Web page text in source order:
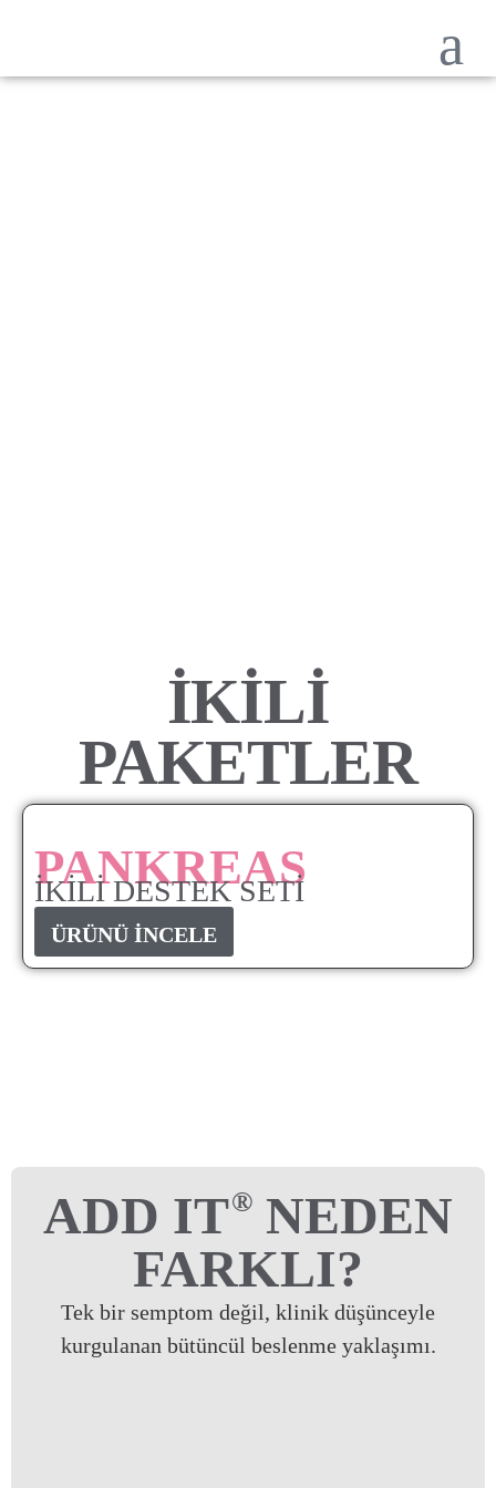
İKİLİ
PAKETLER
PANKREAS
İKİLİ DESTEK SETİ
ÜRÜNÜ İNCELE
ADD IT®NEDEN
FARKLI?
Tek bir semptom değil, klinik düşünceyle
kurgulanan bütüncül beslenme yaklaşımı.